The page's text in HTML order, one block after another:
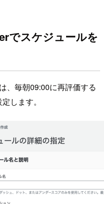
でスケジュールを
、毎朝09:00に再評価する
します。